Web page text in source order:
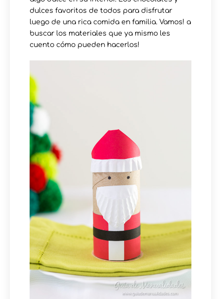
dulces favoritos de todos para disfrutar
luego de una rica comida en familia. Vamos! a
buscar los materiales que ya mismo les
cuento cómo pueden hacerlos!